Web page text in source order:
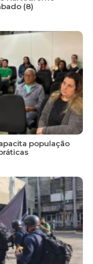
(8)
população